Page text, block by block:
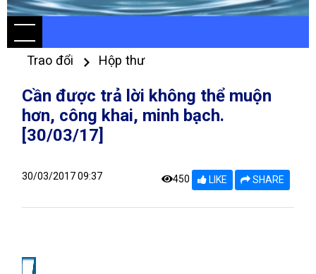
Trao đổi Hộp thư
Cần được trả lời không thể muộn
hơn, công khai, minh bạch.
[30/03/17]
30/03/2017 09:37 450 LIKE SHARE